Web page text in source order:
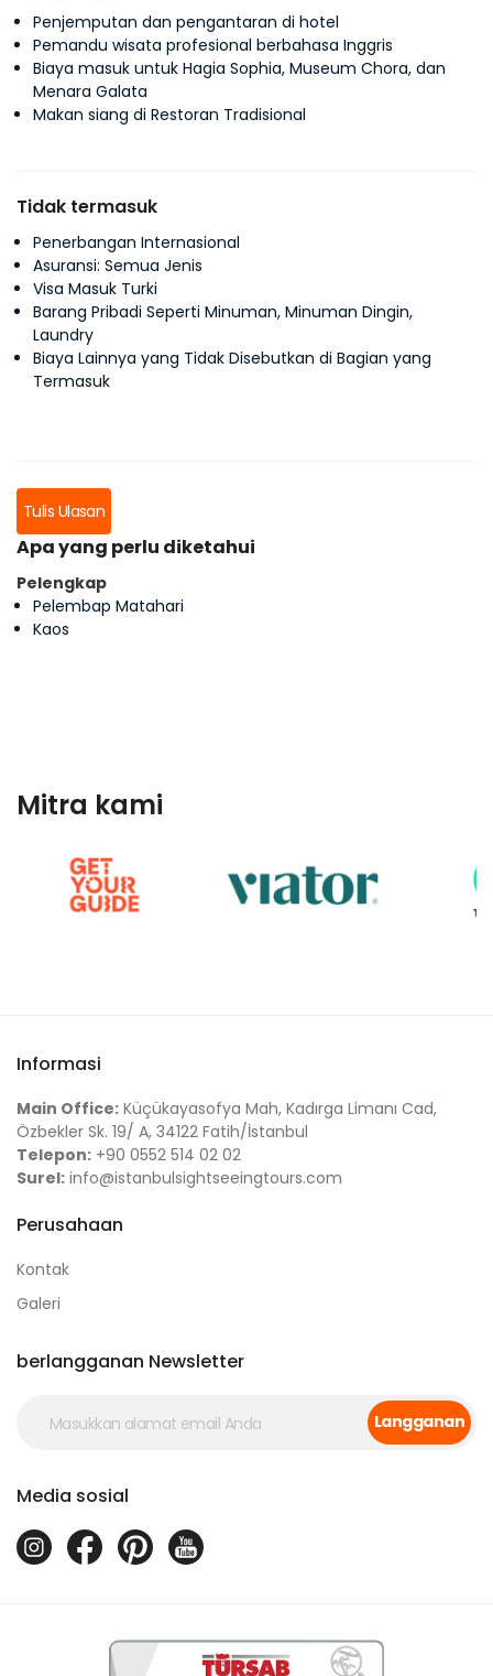
Penjemputan dan pengantaran di hotel
Pemandu wisata profesional berbahasa Inggris
Biaya masuk untuk Hagia Sophia, Museum Chora, dan
Menara Galata
Makan siang di Restoran Tradisional
Tidak termasuk
Penerbangan Internasional
Asuransi: Semua Jenis
Visa Masuk Turki
Barang Pribadi Seperti Minuman, Minuman Dingin,
Laundry
Biaya Lainnya yang Tidak Disebutkan di Bagian yang
Termasuk
Tulis Ulasan
Apa yang perlu diketahui
Pelengkap
Pelembap Matahari
Kaos
Mitra kami
Informasi
Main Office: Küçükayasofya Mah, Kadırga Limanı Cad,
Özbekler Sk. 19/ A, 34122 Fatih/İstanbul
Telepon: +90 0552 514 02 02
Surel: info@istanbulsightseeingtours.com
Perusahaan
Kontak
Galeri
berlangganan Newsletter
Langganan
Media sosial